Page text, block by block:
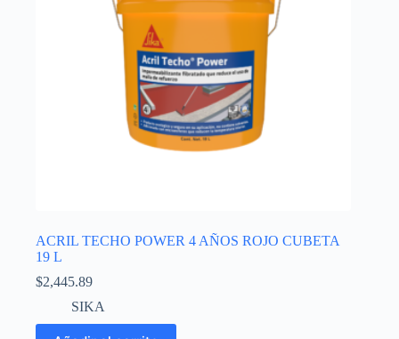
ACRIL TECHO POWER 4 AÑOS ROJO CUBETA
19 L
$2,445.89
SIKA